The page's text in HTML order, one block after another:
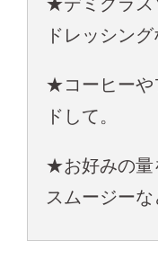
ドレッシン
★コーヒーや
ドして。
★お好みの量
スムージー